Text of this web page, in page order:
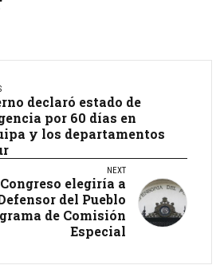
declaró estado de
por 60 días en
y los departamentos
NEXT
elegiría a
del Pueblo
de Comisión
Especial